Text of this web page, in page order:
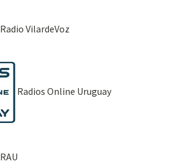
Radio VilardeVoz
Radios Online Uruguay
RAU